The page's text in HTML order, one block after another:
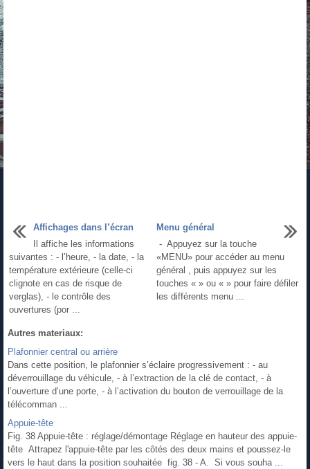
Affichages dans l’écran
Il affiche les informations
suivantes : - l’heure, - la date, - la
température extérieure (celle-ci
clignote en cas de risque de
verglas), - le contrôle des
ouvertures (por ...
Menu général
- Appuyez sur la touche
«MENU» pour accéder au menu
général , puis appuyez sur les
touches « » ou « » pour faire défiler
les différents menu ...
Autres materiaux:
Plafonnier central ou arrière
Dans cette position, le plafonnier s’éclaire progressivement : - au
déverrouillage du véhicule, - à l’extraction de la clé de contact, - à
l’ouverture d’une porte, - à l’activation du bouton de verrouillage de la
télécomman ...
Appuie-tête
Fig. 38 Appuie-tête : réglage/démontage Réglage en hauteur des appuie-
tête Attrapez l'appuie-tête par les côtés des deux mains et poussez-le
vers le haut dans la position souhaitée fig. 38 - A. Si vous souha ...